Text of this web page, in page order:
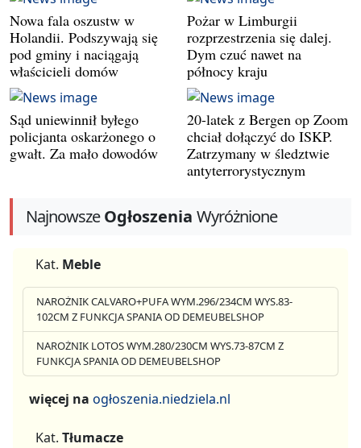
Nowa fala oszustw w
Holandii. Podszywają się
pod gminy i naciągają
właścicieli domów
Pożar w Limburgii
rozprzestrzenia się dalej.
Dym czuć nawet na
północy kraju
Sąd uniewinnił byłego
policjanta oskarżonego o
gwałt. Za mało dowodów
20-latek z Bergen op Zoom
chciał dołączyć do ISKP.
Zatrzymany w śledztwie
antyterrorystycznym
NajnowszeOgłoszenia Wyróżnione
Kat. Meble
NAROŻNIK CALVARO+PUFA WYM.296/234CM WYS.83-
102CM Z FUNKCJA SPANIA OD DEMEUBELSHOP
NAROŻNIK LOTOS WYM.280/230CM WYS.73-87CM Z
FUNKCJA SPANIA OD DEMEUBELSHOP
więcej na ogłoszenia.niedziela.nl
Kat. Tłumacze